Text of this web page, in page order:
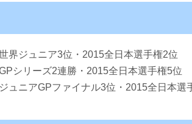
ジュニア3位・2015全日本選手権2位
シリーズ2連勝・2015全日本選手権5位
ニアGPファイナル3位・2015全日本選